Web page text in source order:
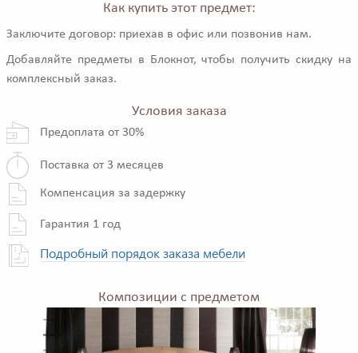
Как купить этот предмет:
Заключите договор: приехав в офис или позвонив нам.
Добавляйте предметы в Блокнот, чтобы получить скидку на
комплексный заказ.
Условия заказа
Предоплата от 30%
Поставка от 3 месяцев
Компенсация за задержку
Гарантия 1 год
Подробный порядок заказа мебели
Композиции с предметом